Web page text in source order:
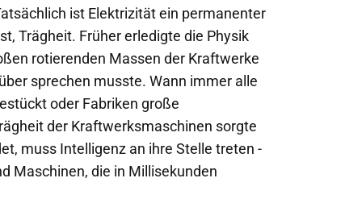
ist Elektrizität ein permanenter
Trägheit. Früher erledigte die Physik
rotierenden Massen der Kraftwerke
sprechen musste. Wann immer alle
oder Fabriken große
der Kraftwerksmaschinen sorgte
muss Intelligenz an ihre Stelle treten -
Maschinen, die in Millisekunden